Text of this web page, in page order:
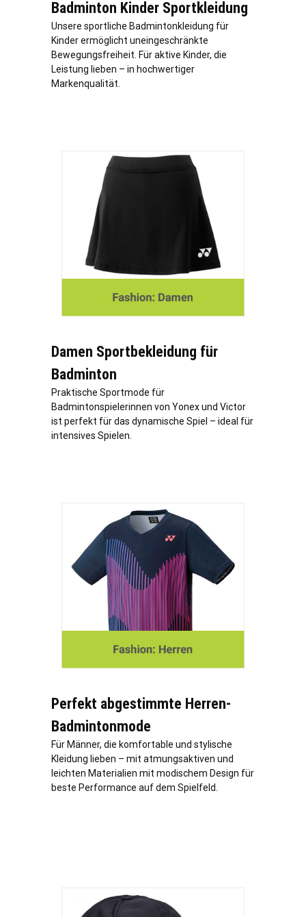
Badminton Kinder Sportkleidung
Unsere sportliche Badmintonkleidung für
Kinder ermöglicht uneingeschränkte
Bewegungsfreiheit. Für aktive Kinder, die
Leistung lieben – in hochwertiger
Markenqualität.
Damen Sportbekleidung für
Badminton
Praktische Sportmode für
Badmintonspielerinnen von Yonex und Victor
ist perfekt für das dynamische Spiel – ideal für
intensives Spielen.
Perfekt abgestimmte Herren-
Badmintonmode
Für Männer, die komfortable und stylische
Kleidung lieben – mit atmungsaktiven und
leichten Materialien mit modischem Design für
beste Performance auf dem Spielfeld.